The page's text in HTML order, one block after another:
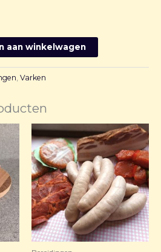
aan winkelwagen
, Varken